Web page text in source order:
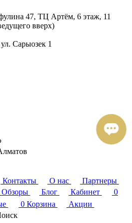
47, ТЦ Артём, 6 этаж, 11
вверх)
Сарыозек 1
Контакты О нас
Партнеры
Обзоры Блог Кабинет
0
0 Корзина
Акции